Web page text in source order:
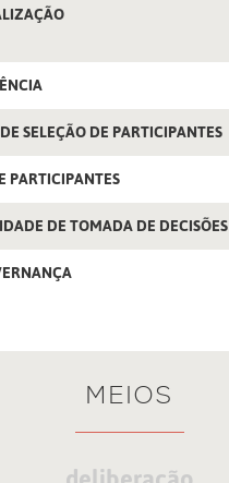
SELEÇÃO DE PARTICIPANTES
PARTICIPANTES
DE TOMADA DE DECISÕES
MEIOS